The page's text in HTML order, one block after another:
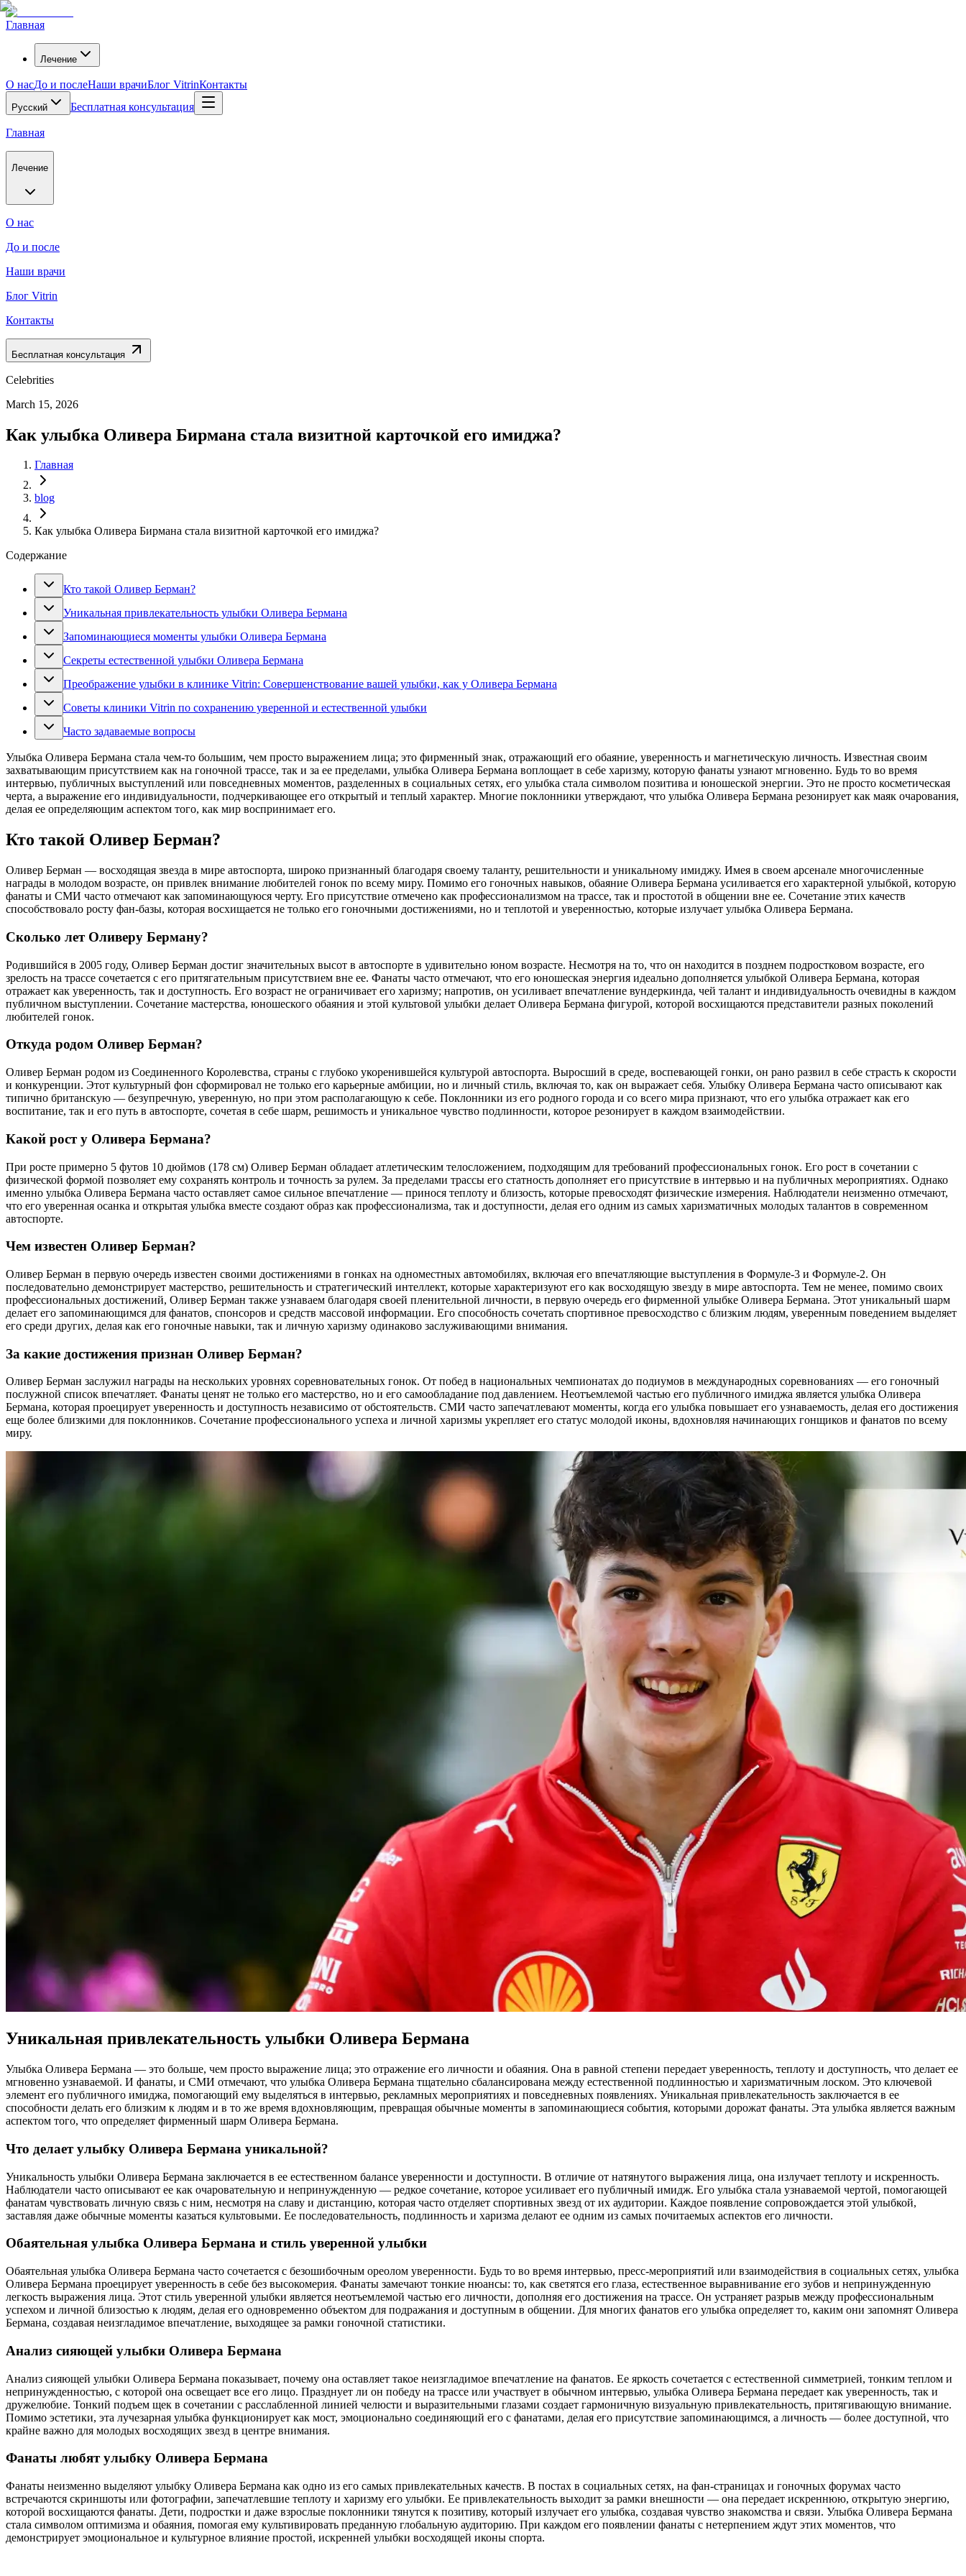
Главная
Лечение
О насДо и послеНаши врачиБлог VitrinКонтакты
Русский Бесплатная консультация
Главная
Лечение
О нас
До и после
Наши врачи
Блог Vitrin
Контакты
Бесплатная консультация
Celebrities
March 15, 2026
Как улыбка Оливера Бирмана стала визитной карточкой его имиджа?
Главная
blog
Как улыбка Оливера Бирмана стала визитной карточкой его имиджа?
Содержание
Кто такой Оливер Берман?
Уникальная привлекательность улыбки Оливера Бермана
Запоминающиеся моменты улыбки Оливера Бермана
Секреты естественной улыбки Оливера Бермана
Преображение улыбки в клинике Vitrin: Совершенствование вашей улыбки, как у Оливера Бермана
Советы клиники Vitrin по сохранению уверенной и естественной улыбки
Часто задаваемые вопросы
Улыбка Оливера Бермана стала чем-то большим, чем просто выражением лица; это фирменный знак, отражающий его обаяние, уверенность и магнетическую личность. Известная своим
захватывающим присутствием как на гоночной трассе, так и за ее пределами, улыбка Оливера Бермана воплощает в себе харизму, которую фанаты узнают мгновенно. Будь то во время
интервью, публичных выступлений или повседневных моментов, разделенных в социальных сетях, его улыбка стала символом позитива и юношеской энергии. Это не просто косметическая
черта, а выражение его индивидуальности, подчеркивающее его открытый и теплый характер. Многие поклонники утверждают, что улыбка Оливера Бермана резонирует как маяк очарования,
делая ее определяющим аспектом того, как мир воспринимает его.
Кто такой Оливер Берман?
Оливер Берман — восходящая звезда в мире автоспорта, широко признанный благодаря своему таланту, решительности и уникальному имиджу. Имея в своем арсенале многочисленные
награды в молодом возрасте, он привлек внимание любителей гонок по всему миру. Помимо его гоночных навыков, обаяние Оливера Бермана усиливается его характерной улыбкой, которую
фанаты и СМИ часто отмечают как запоминающуюся черту. Его присутствие отмечено как профессионализмом на трассе, так и простотой в общении вне ее. Сочетание этих качеств
способствовало росту фан-базы, которая восхищается не только его гоночными достижениями, но и теплотой и уверенностью, которые излучает улыбка Оливера Бермана.
Сколько лет Оливеру Берману?
Родившийся в 2005 году, Оливер Берман достиг значительных высот в автоспорте в удивительно юном возрасте. Несмотря на то, что он находится в позднем подростковом возрасте, его
зрелость на трассе сочетается с его притягательным присутствием вне ее. Фанаты часто отмечают, что его юношеская энергия идеально дополняется улыбкой Оливера Бермана, которая
отражает как уверенность, так и доступность. Его возраст не ограничивает его харизму; напротив, он усиливает впечатление вундеркинда, чей талант и индивидуальность очевидны в каждом
публичном выступлении. Сочетание мастерства, юношеского обаяния и этой культовой улыбки делает Оливера Бермана фигурой, которой восхищаются представители разных поколений
любителей гонок.
Откуда родом Оливер Берман?
Оливер Берман родом из Соединенного Королевства, страны с глубоко укоренившейся культурой автоспорта. Выросший в среде, воспевающей гонки, он рано развил в себе страсть к скорости
и конкуренции. Этот культурный фон сформировал не только его карьерные амбиции, но и личный стиль, включая то, как он выражает себя. Улыбку Оливера Бермана часто описывают как
типично британскую — безупречную, уверенную, но при этом располагающую к себе. Поклонники из его родного города и со всего мира признают, что его улыбка отражает как его
воспитание, так и его путь в автоспорте, сочетая в себе шарм, решимость и уникальное чувство подлинности, которое резонирует в каждом взаимодействии.
Какой рост у Оливера Бермана?
При росте примерно 5 футов 10 дюймов (178 см) Оливер Берман обладает атлетическим телосложением, подходящим для требований профессиональных гонок. Его рост в сочетании с
физической формой позволяет ему сохранять контроль и точность за рулем. За пределами трассы его статность дополняет его присутствие в интервью и на публичных мероприятиях. Однако
именно улыбка Оливера Бермана часто оставляет самое сильное впечатление — принося теплоту и близость, которые превосходят физические измерения. Наблюдатели неизменно отмечают,
что его уверенная осанка и открытая улыбка вместе создают образ как профессионализма, так и доступности, делая его одним из самых харизматичных молодых талантов в современном
автоспорте.
Чем известен Оливер Берман?
Оливер Берман в первую очередь известен своими достижениями в гонках на одноместных автомобилях, включая его впечатляющие выступления в Формуле-3 и Формуле-2. Он
последовательно демонстрирует мастерство, решительность и стратегический интеллект, которые характеризуют его как восходящую звезду в мире автоспорта. Тем не менее, помимо своих
профессиональных достижений, Оливер Берман также узнаваем благодаря своей пленительной личности, в первую очередь его фирменной улыбке Оливера Бермана. Этот уникальный шарм
делает его запоминающимся для фанатов, спонсоров и средств массовой информации. Его способность сочетать спортивное превосходство с близким людям, уверенным поведением выделяет
его среди других, делая как его гоночные навыки, так и личную харизму одинаково заслуживающими внимания.
За какие достижения признан Оливер Берман?
Оливер Берман заслужил награды на нескольких уровнях соревновательных гонок. От побед в национальных чемпионатах до подиумов в международных соревнованиях — его гоночный
послужной список впечатляет. Фанаты ценят не только его мастерство, но и его самообладание под давлением. Неотъемлемой частью его публичного имиджа является улыбка Оливера
Бермана, которая проецирует уверенность и доступность независимо от обстоятельств. СМИ часто запечатлевают моменты, когда его улыбка повышает его узнаваемость, делая его достижения
еще более близкими для поклонников. Сочетание профессионального успеха и личной харизмы укрепляет его статус молодой иконы, вдохновляя начинающих гонщиков и фанатов по всему
миру.
Уникальная привлекательность улыбки Оливера Бермана
Улыбка Оливера Бермана — это больше, чем просто выражение лица; это отражение его личности и обаяния. Она в равной степени передает уверенность, теплоту и доступность, что делает ее
мгновенно узнаваемой. И фанаты, и СМИ отмечают, что улыбка Оливера Бермана тщательно сбалансирована между естественной подлинностью и харизматичным лоском. Это ключевой
элемент его публичного имиджа, помогающий ему выделяться в интервью, рекламных мероприятиях и повседневных появлениях. Уникальная привлекательность заключается в ее
способности делать его близким к людям и в то же время вдохновляющим, превращая обычные моменты в запоминающиеся события, которыми дорожат фанаты. Эта улыбка является важным
аспектом того, что определяет фирменный шарм Оливера Бермана.
Что делает улыбку Оливера Бермана уникальной?
Уникальность улыбки Оливера Бермана заключается в ее естественном балансе уверенности и доступности. В отличие от натянутого выражения лица, она излучает теплоту и искренность.
Наблюдатели часто описывают ее как очаровательную и непринужденную — редкое сочетание, которое усиливает его публичный имидж. Его улыбка стала узнаваемой чертой, помогающей
фанатам чувствовать личную связь с ним, несмотря на славу и дистанцию, которая часто отделяет спортивных звезд от их аудитории. Каждое появление сопровождается этой улыбкой,
заставляя даже обычные моменты казаться культовыми. Ее последовательность, подлинность и харизма делают ее одним из самых почитаемых аспектов его личности.
Обаятельная улыбка Оливера Бермана и стиль уверенной улыбки
Обаятельная улыбка Оливера Бермана часто сочетается с безошибочным ореолом уверенности. Будь то во время интервью, пресс-мероприятий или взаимодействия в социальных сетях, улыбка
Оливера Бермана проецирует уверенность в себе без высокомерия. Фанаты замечают тонкие нюансы: то, как светятся его глаза, естественное выравнивание его зубов и непринужденную
легкость выражения лица. Этот стиль уверенной улыбки является неотъемлемой частью его личности, дополняя его достижения на трассе. Он устраняет разрыв между профессиональным
успехом и личной близостью к людям, делая его одновременно объектом для подражания и доступным в общении. Для многих фанатов его улыбка определяет то, каким они запомнят Оливера
Бермана, создавая неизгладимое впечатление, выходящее за рамки гоночной статистики.
Анализ сияющей улыбки Оливера Бермана
Анализ сияющей улыбки Оливера Бермана показывает, почему она оставляет такое неизгладимое впечатление на фанатов. Ее яркость сочетается с естественной симметрией, тонким теплом и
непринужденностью, с которой она освещает все его лицо. Празднует ли он победу на трассе или участвует в обычном интервью, улыбка Оливера Бермана передает как уверенность, так и
дружелюбие. Тонкий подъем щек в сочетании с расслабленной линией челюсти и выразительными глазами создает гармоничную визуальную привлекательность, притягивающую внимание.
Помимо эстетики, эта лучезарная улыбка функционирует как мост, эмоционально соединяющий его с фанатами, делая его присутствие запоминающимся, а личность — более доступной, что
крайне важно для молодых восходящих звезд в центре внимания.
Фанаты любят улыбку Оливера Бермана
Фанаты неизменно выделяют улыбку Оливера Бермана как одно из его самых привлекательных качеств. В постах в социальных сетях, на фан-страницах и гоночных форумах часто
встречаются скриншоты или фотографии, запечатлевшие теплоту и харизму его улыбки. Ее привлекательность выходит за рамки внешности — она передает искреннюю, открытую энергию,
которой восхищаются фанаты. Дети, подростки и даже взрослые поклонники тянутся к позитиву, который излучает его улыбка, создавая чувство знакомства и связи. Улыбка Оливера Бермана
стала символом оптимизма и обаяния, помогая ему культивировать преданную глобальную аудиторию. При каждом его появлении фанаты с нетерпением ждут этих моментов, что
демонстрирует эмоциональное и культурное влияние простой, искренней улыбки восходящей иконы спорта.